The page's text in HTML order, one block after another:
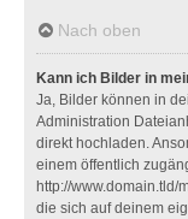
Nach oben
Kann ich Bilder in
Ja, Bilder können in
Administration
direkt hochladen.
einem öffentlich
http://www.domain.tld/
die sich auf deinem